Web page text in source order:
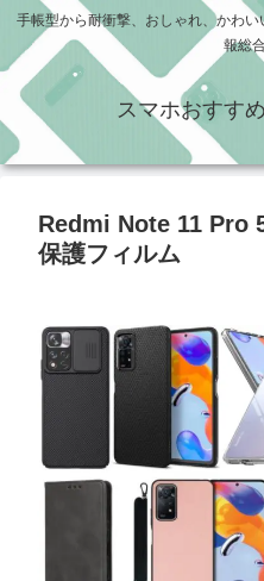
手帳型から耐衝撃、おしゃれ、かわ
報総
スマホおすす
Redmi Note 11 Pro
保護フィルム